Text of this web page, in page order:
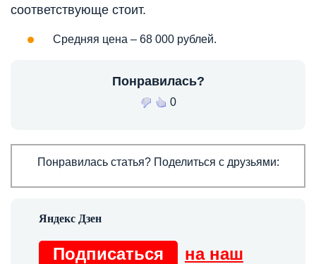
соответствующе стоит.
Средняя цена – 68 000 рублей.
Понравилась?
0
Понравилась статья? Поделиться с друзьями:
Подписаться
на наш